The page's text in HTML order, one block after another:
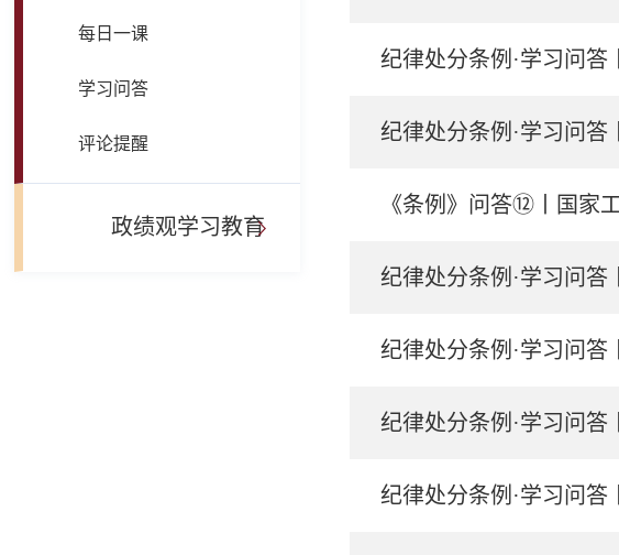
每日一课
学习问答
评论提醒
政绩观学习教育
纪律处分条例·学习问答
纪律处分条例·学习问
《条例》问答⑫丨国家
纪律处分条例·学习问答
纪律处分条例·学习问答
纪律处分条例·学习问
纪律处分条例·学习问答